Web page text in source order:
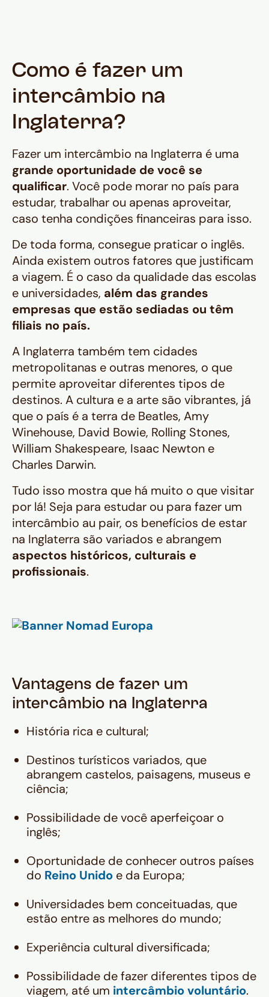
Como é fazer um
intercâmbio na
Inglaterra?
Fazer um intercâmbio na Inglaterra é uma
grande oportunidade de você se
qualificar. Você pode morar no país para
estudar, trabalhar ou apenas aproveitar,
caso tenha condições financeiras para isso.
De toda forma, consegue praticar o inglês.
Ainda existem outros fatores que justificam
a viagem. É o caso da qualidade das escolas
e universidades, além das grandes
empresas que estão sediadas ou têm
filiais no país.
A Inglaterra também tem cidades
metropolitanas e outras menores, o que
permite aproveitar diferentes tipos de
destinos. A cultura e a arte são vibrantes, já
que o país é a terra de Beatles, Amy
Winehouse, David Bowie, Rolling Stones,
William Shakespeare, Isaac Newton e
Charles Darwin.
Tudo isso mostra que há muito o que visitar
por lá! Seja para estudar ou para fazer um
intercâmbio au pair, os benefícios de estar
na Inglaterra são variados e abrangem
aspectos históricos, culturais e
profissionais.
Vantagens de fazer um
intercâmbio na Inglaterra
História rica e cultural;
Destinos turísticos variados, que
abrangem castelos, paisagens, museus e
ciência;
Possibilidade de você aperfeiçoar o
inglês;
Oportunidade de conhecer outros países
do Reino Unido e da Europa;
Universidades bem conceituadas, que
estão entre as melhores do mundo;
Experiência cultural diversificada;
Possibilidade de fazer diferentes tipos de
viagem, até um intercâmbio voluntário.